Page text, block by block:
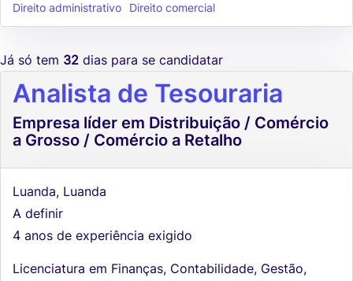
Direito administrativo
Direito comercial
Já só tem 32 dias para se candidatar
Analista de Tesouraria
Empresa líder em Distribuição / Comércio
a Grosso / Comércio a Retalho
Luanda, Luanda
A definir
4 anos de experiência exigido
Licenciatura em Finanças, Contabilidade, Gestão,